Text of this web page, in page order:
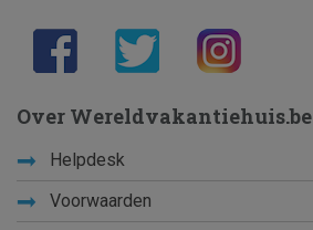
Over Wereldvakantiehuis.be
Helpdesk
Voorwaarden